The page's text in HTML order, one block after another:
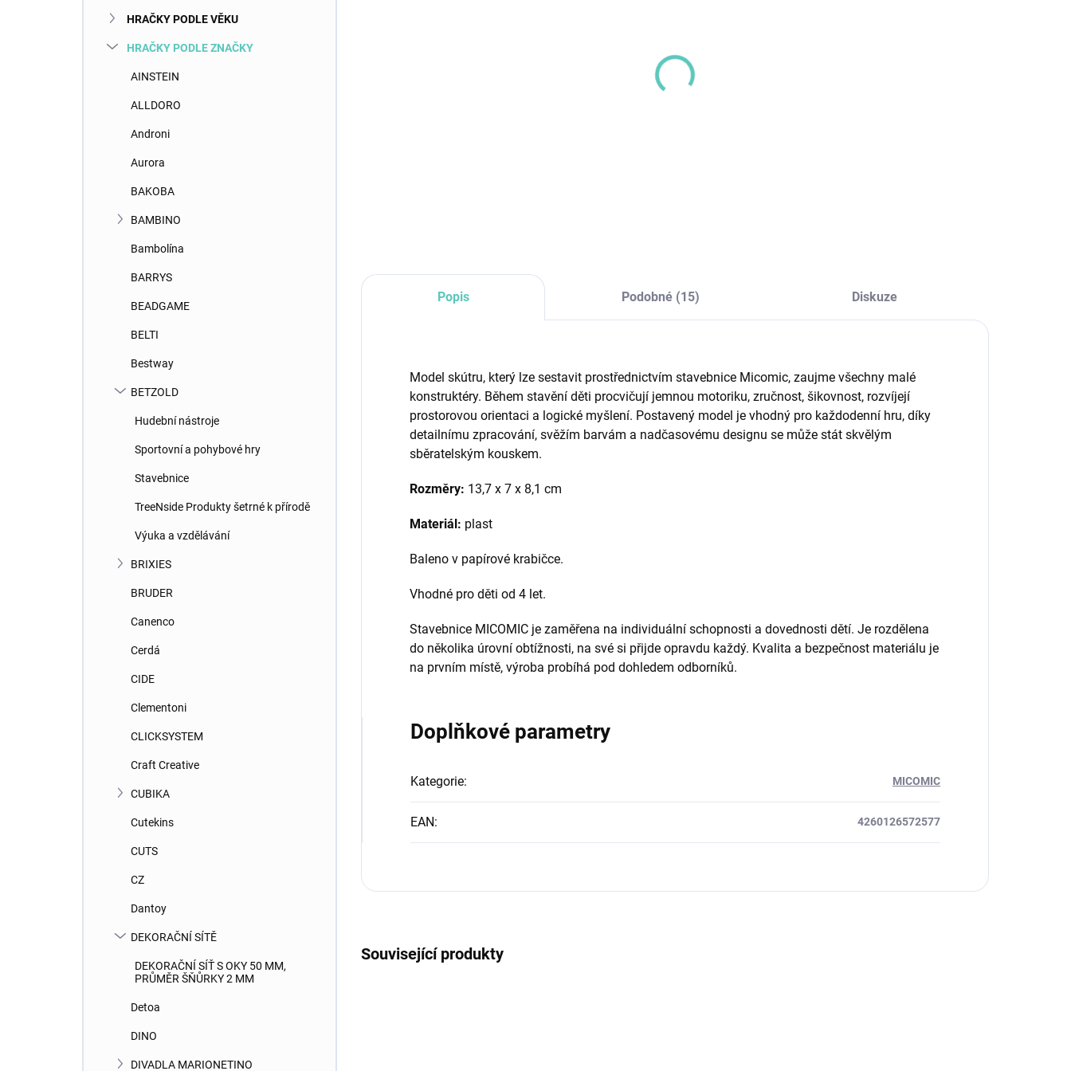
HRAČKY PODLE VĚKU
HRAČKY PODLE ZNAČKY
AINSTEIN
ALLDORO
Androni
Aurora
BAKOBA
BAMBINO
Bambolína
BARRYS
BEADGAME
BELTI
Bestway
BETZOLD
Hudební nástroje
Sportovní a pohybové hry
Stavebnice
TreeNside Produkty šetrné k přírodě
Výuka a vzdělávání
BRIXIES
BRUDER
Canenco
Cerdá
CIDE
Clementoni
CLICKSYSTEM
Craft Creative
CUBIKA
Cutekins
CUTS
CZ
Dantoy
DEKORAČNÍ SÍTĚ
DEKORAČNÍ SÍŤ S OKY 50 MM,
PRŮMĚR ŠŇŮRKY 2 MM
Detoa
DINO
DIVADLA MARIONETINO
Designová hračka v podobě skútru
Související produkty
Popis Podobné (15) Diskuze
Model skútru, který lze sestavit prostřednictvím stavebnice Micomic, zaujme všechny malé
konstruktéry. Během stavění děti procvičují jemnou motoriku, zručnost, šikovnost, rozvíjejí
prostorovou orientaci a logické myšlení. Postavený model je vhodný pro každodenní hru, díky
detailnímu zpracování, svěžím barvám a nadčasovému designu se může stát skvělým
sběratelským kouskem.
Rozměry: 13,7 x 7 x 8,1 cm
Materiál: plast
Baleno v papírové krabičce.
Vhodné pro děti od 4 let.
Stavebnice MICOMIC je zaměřena na individuální schopnosti a dovednosti dětí. Je rozdělena
do několika úrovní obtížnosti, na své si přijde opravdu každý. Kvalita a bezpečnost materiálu je
na prvním místě, výroba probíhá pod dohledem odborníků.
Doplňkové parametry
Kategorie: MICOMIC
EAN: 4260126572577